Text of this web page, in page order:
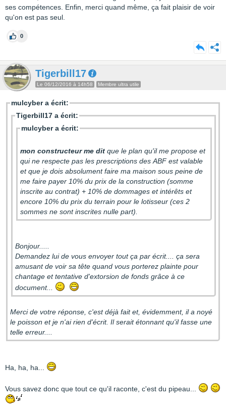
ses compétences. Enfin, merci quand même, ça fait plaisir de voir
qu'on est pas seul.
0
Tigerbill17
Le 06/12/2016 à 14h58 Membre ultra utile
mulcyber a écrit:
Tigerbill17 a écrit:
mulcyber a écrit:
mon constructeur me dit que le plan qu'il me propose et
qui ne respecte pas les prescriptions des ABF est valable
et que je dois absolument faire ma maison sous peine de
me faire payer 10% du prix de la construction (somme
inscrite au contrat) + 10% de dommages et intérêts et
encore 10% du prix du terrain pour le lotisseur (ces 2
sommes ne sont inscrites nulle part).
Bonjour.....
Demandez lui de vous envoyer tout ça par écrit.... ça sera
amusant de voir sa tête quand vous porterez plainte pour
chantage et tentative d'extorsion de fonds grâce à ce
document...
Merci de votre réponse, c'est déjà fait et, évidemment, il a noyé
le poisson et je n'ai rien d'écrit. Il serait étonnant qu'il fasse une
telle erreur....
Ha, ha, ha...
Vous savez donc que tout ce qu'il raconte, c'est du pipeau...